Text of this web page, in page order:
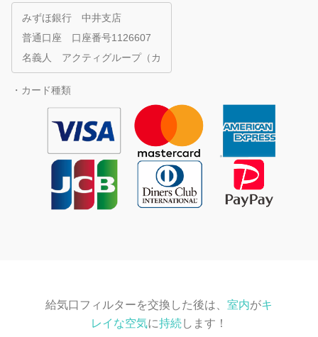
みずほ銀行 中井支店
普通口座 口座番号1126607
名義人 アクティグループ（カ
・カード種類
給気口フィルターを交換した後は、 室内がキ
レイな空気に持続します！